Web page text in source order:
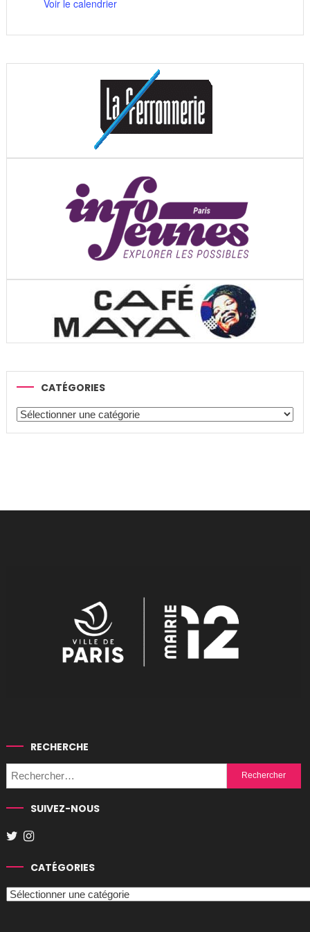
Voir le calendrier
CATÉGORIES
Catégories
RECHERCHE
Rechercher :
SUIVEZ-NOUS
CATÉGORIES
Catégories